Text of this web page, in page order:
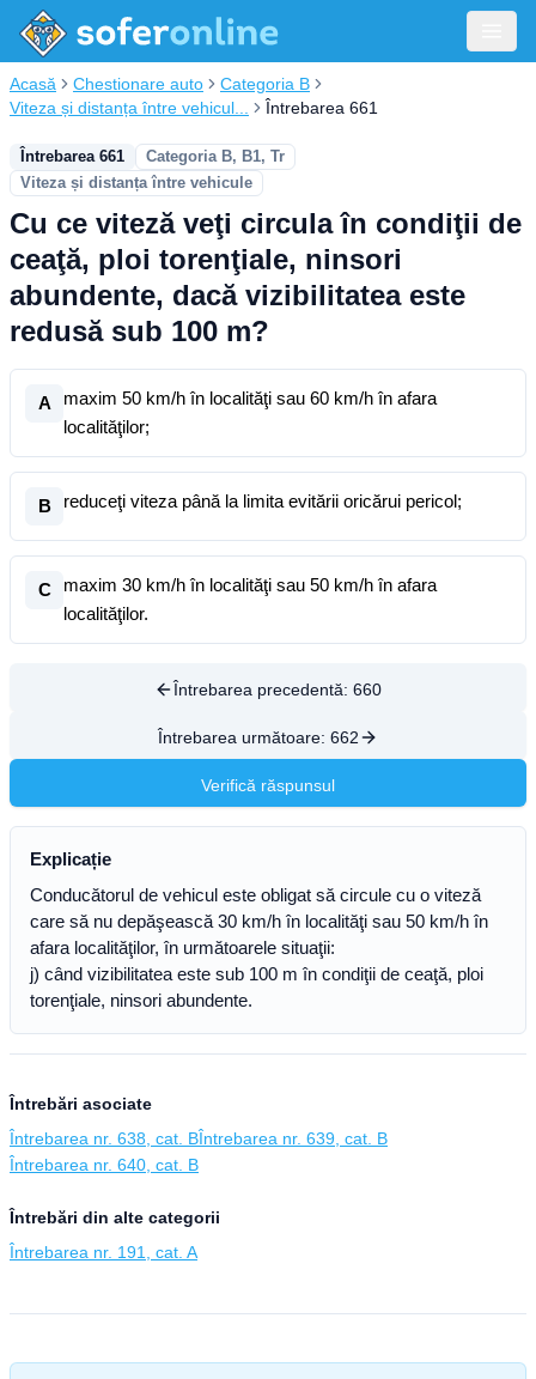
Acasă Chestionare auto
Categoria B
Viteza și distanța între vehicul...
Întrebarea 661
Întrebarea 661
Categoria B, B1, Tr
Viteza și distanța între vehicule
Cu ce viteză veţi circula în condiţii de
ceaţă, ploi torenţiale, ninsori
abundente, dacă vizibilitatea este
redusă sub 100 m?
A
maxim 50 km/h în localităţi sau 60 km/h în afara
localităţilor;
B reduceţi viteza până la limita evitării oricărui pericol;
C
maxim 30 km/h în localităţi sau 50 km/h în afara
localităţilor.
Întrebarea precedentă: 660
Întrebarea următoare: 662
Verifică răspunsul
Explicație
Conducătorul de vehicul este obligat să circule cu o viteză
care să nu depăşească 30 km/h în localităţi sau 50 km/h în
afara localităţilor, în următoarele situaţii:
j) când vizibilitatea este sub 100 m în condiţii de ceaţă, ploi
torenţiale, ninsori abundente.
Întrebări asociate
Întrebarea nr. 638, cat. BÎntrebarea nr. 639, cat. B
Întrebarea nr. 640, cat. B
Întrebări din alte categorii
Întrebarea nr. 191, cat. A